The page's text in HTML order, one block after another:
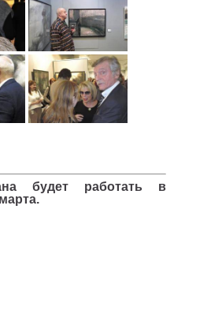
будет работать в